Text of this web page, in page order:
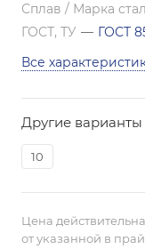
Сплав / Марка
ГОСТ, ТУ — ГОСТ
Все
Другие варианты
10
Цена
от указанной в